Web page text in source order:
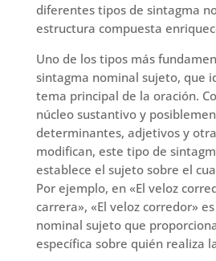
diferentes tipos de sintagma
estructura compuesta
Uno de los tipos más
sintagma nominal sujeto, que
tema principal de la oración.
núcleo sustantivo y
determinantes, adjetivos y
modifican, este tipo de
establece el sujeto sobre el
Por ejemplo, en «El veloz
carrera», «El veloz corredor»
nominal sujeto que
específica sobre quién realiza